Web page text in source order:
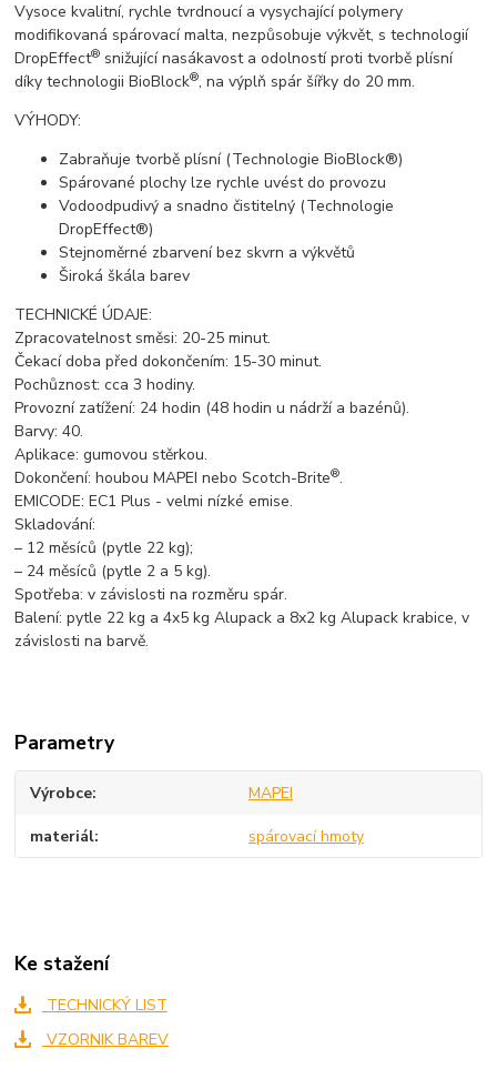
Vysoce kvalitní, rychle tvrdnoucí a vysychající polymery
modifikovaná spárovací malta, nezpůsobuje výkvět, s technologií
DropEffect® snižující nasákavost a odolností proti tvorbě plísní
díky technologii BioBlock®, na výplň spár šířky do 20 mm.
VÝHODY:
Zabraňuje tvorbě plísní (Technologie BioBlock®)
Spárované plochy lze rychle uvést do provozu
Vodoodpudivý a snadno čistitelný (Technologie
DropEffect®)
Stejnoměrné zbarvení bez skvrn a výkvětů
Široká škála barev
TECHNICKÉ ÚDAJE:
Zpracovatelnost směsi: 20-25 minut.
Čekací doba před dokončením: 15-30 minut.
Pochůznost: cca 3 hodiny.
Provozní zatížení: 24 hodin (48 hodin u nádrží a bazénů).
Barvy: 40.
Aplikace: gumovou stěrkou.
Dokončení: houbou MAPEI nebo Scotch-Brite®.
EMICODE: EC1 Plus - velmi nízké emise.
Skladování:
– 12 měsíců (pytle 22 kg);
– 24 měsíců (pytle 2 a 5 kg).
Spotřeba: v závislosti na rozměru spár.
Balení: pytle 22 kg a 4x5 kg Alupack a 8x2 kg Alupack krabice, v
závislosti na barvě.
Parametry
Výrobce MAPEI
materiál spárovací hmoty
Ke stažení
TECHNICKÝ LIST
VZORNIK BAREV